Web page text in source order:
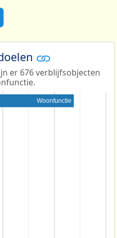
er 676 verblijfsobjecten
Woonfunctie